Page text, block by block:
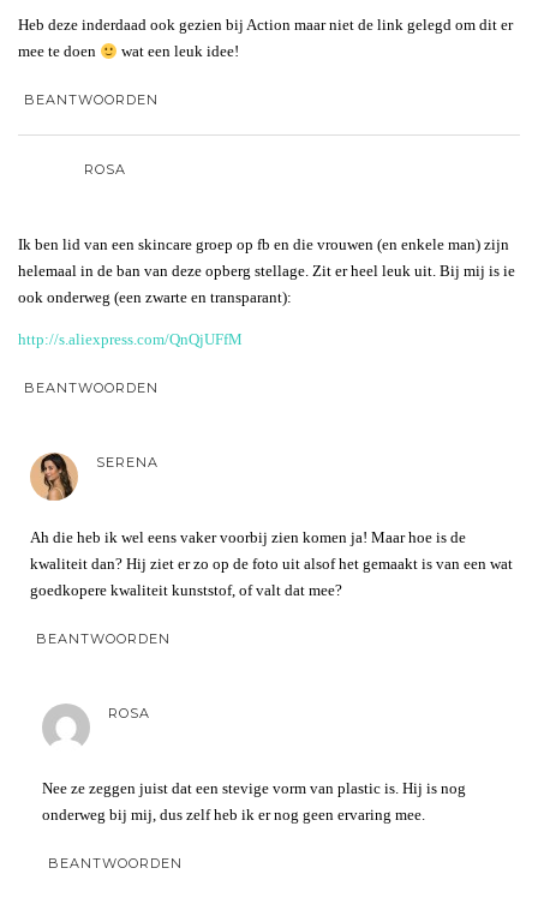
Heb deze inderdaad ook gezien bij Action maar niet de link gelegd om dit er
mee te doen
wat een leuk idee!
BEANTWOORDEN
ROSA
Ik ben lid van een skincare groep op fb en die vrouwen (en enkele man) zijn
helemaal in de ban van deze opberg stellage. Zit er heel leuk uit. Bij mij is ie
ook onderweg (een zwarte en transparant):
http://s.aliexpress.com/QnQjUFfM
BEANTWOORDEN
SERENA
Ah die heb ik wel eens vaker voorbij zien komen ja! Maar hoe is de
kwaliteit dan? Hij ziet er zo op de foto uit alsof het gemaakt is van een wat
goedkopere kwaliteit kunststof, of valt dat mee?
BEANTWOORDEN
ROSA
Nee ze zeggen juist dat een stevige vorm van plastic is. Hij is nog
onderweg bij mij, dus zelf heb ik er nog geen ervaring mee.
BEANTWOORDEN